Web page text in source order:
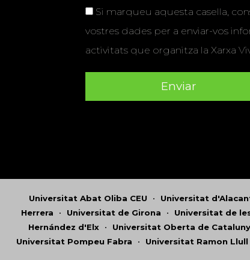
Si marqueu aquesta casella,
vostres dades per a enviar-vos
activitats que organitza la Xarxa
Universitat Abat Oliba CEU • Universitat
Herrera • Universitat de Girona • Universitat de
Hernández d'Elx • Universitat Oberta de
Universitat Pompeu Fabra • Universitat Ramon Llull